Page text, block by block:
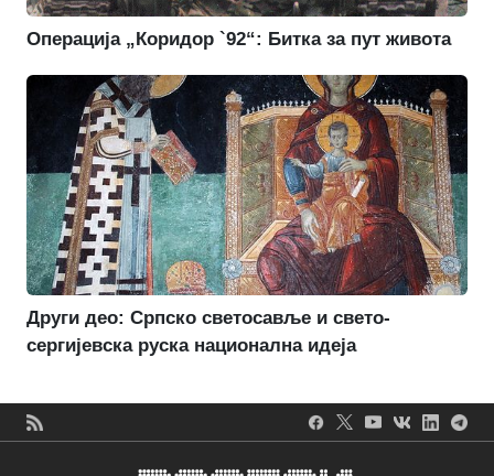
Операција „Коридор `92“: Битка за пут живота
Други део: Српско светосавље и свето-
сергијевска руска национална идеја